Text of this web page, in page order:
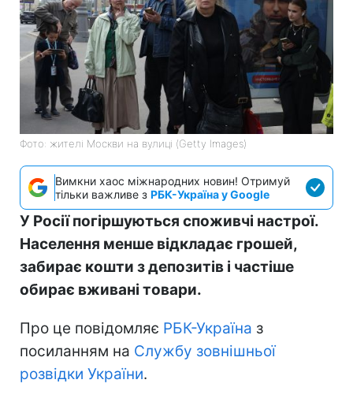
Фото: жителі Москви на вулиці (Getty Images)
Вимкни хаос міжнародних новин! Отримуй
тільки важливе з РБК-Україна у Google
У Росії погіршуються споживчі настрої.
Населення менше відкладає грошей,
забирає кошти з депозитів і частіше
обирає вживані товари.
Про це повідомляє РБК-Україна з
посиланням на Службу зовнішньої
розвідки України.